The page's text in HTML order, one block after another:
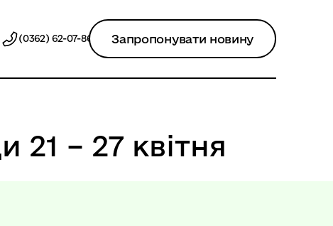
(0362) 62-07-86 Запропонувати новину
21 – 27 квітня